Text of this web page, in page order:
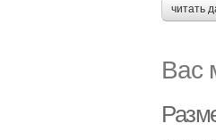
читать
Вас